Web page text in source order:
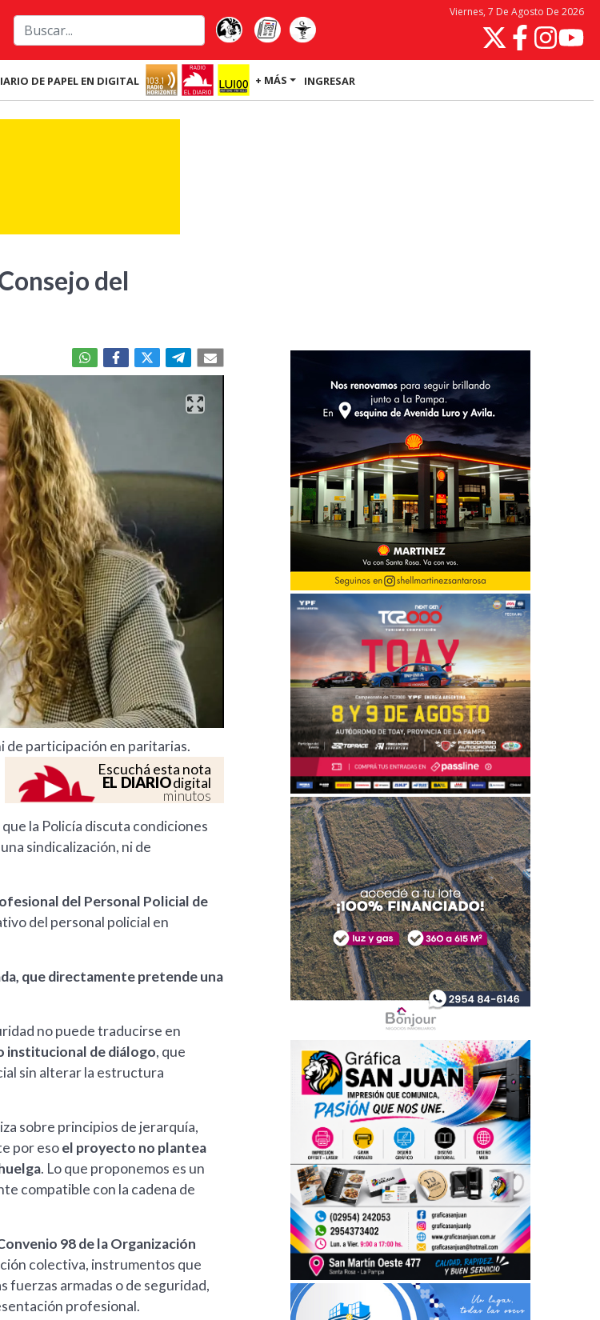
Viernes, 7 De Agosto De 2026
DE PAPEL EN DIGITAL + MÁS INGRESAR
del
de participación en paritarias.
Escuchá esta nota
EL DIARIOdigital
minutos
la Policía discuta condiciones
sindicalización, ni de
del Personal Policial de
del personal policial en
que directamente pretende una
no puede traducirse en
institucional de diálogo, que
sin alterar la estructura
sobre principios de jerarquía,
por esoel proyecto no plantea
. Lo que proponemos es un
compatible con la cadena de
98 de la Organización
colectiva, instrumentos que
fuerzas armadas o de seguridad,
profesional.